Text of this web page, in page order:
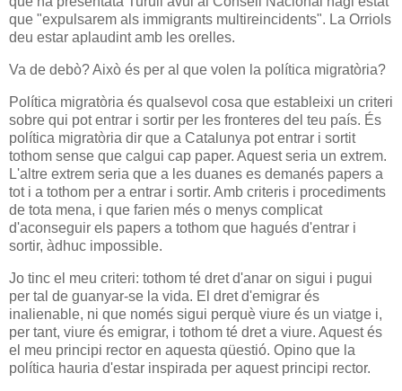
que "expulsarem als immigrants multireincidents". La Orriols
deu estar aplaudint amb les orelles.
Va de debò? Això és per al que volen la política migratòria?
Política migratòria és qualsevol cosa que estableixi un criteri
sobre qui pot entrar i sortir per les fronteres del teu país. És
política migratòria dir que a Catalunya pot entrar i sortit
tothom sense que calgui cap paper. Aquest seria un extrem.
L'altre extrem seria que a les duanes es demanés papers a
tot i a tothom per a entrar i sortir. Amb criteris i procediments
de tota mena, i que farien més o menys complicat
d'aconseguir els papers a tothom que hagués d'entrar i
sortir, àdhuc impossible.
Jo tinc el meu criteri: tothom té dret d'anar on sigui i pugui
per tal de guanyar-se la vida. El dret d'emigrar és
inalienable, ni que només sigui perquè viure és un viatge i,
per tant, viure és emigrar, i tothom té dret a viure. Aquest és
el meu principi rector en aquesta qüestió. Opino que la
política hauria d'estar inspirada per aquest principi rector.